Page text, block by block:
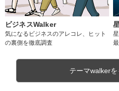
ビジネスWalker
気になるビジネスのアレコレ、ヒット
の裏側を徹底調査
テーマwalkerを